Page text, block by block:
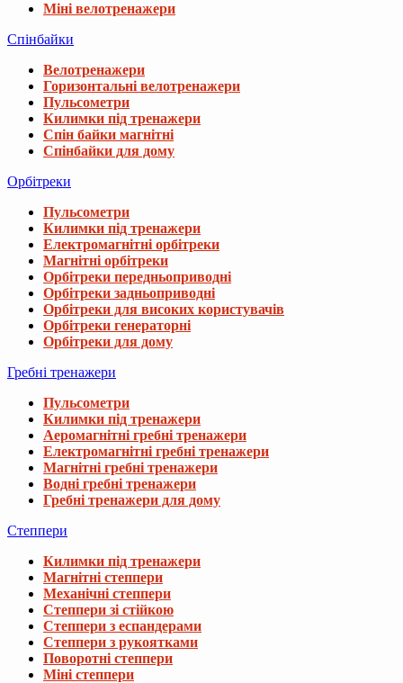
Міні велотренажери
Спінбайки
Велотренажери
Горизонтальні велотренажери
Пульсометри
Килимки під тренажери
Спін байки магнітні
Спінбайки для дому
Орбітреки
Пульсометри
Килимки під тренажери
Електромагнітні орбітреки
Магнітні орбітреки
Орбітреки передньоприводні
Орбітреки задньоприводні
Орбітреки для високих користувачів
Орбітреки генераторні
Орбітреки для дому
Гребні тренажери
Пульсометри
Килимки під тренажери
Аеромагнітні гребні тренажери
Електромагнітні гребні тренажери
Магнітні гребні тренажери
Водні гребні тренажери
Гребні тренажери для дому
Степпери
Килимки під тренажери
Магнітні степпери
Механічні степпери
Степпери зі стійкою
Степпери з еспандерами
Степпери з рукоятками
Поворотні степпери
Міні степпери